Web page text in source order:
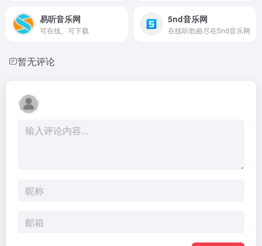
易听音乐网
可在线、可下载
5nd音乐网
在线听歌曲尽在5nd音乐网
暂无评论